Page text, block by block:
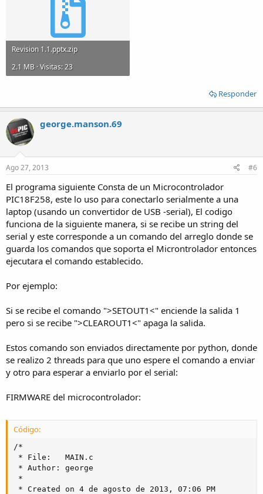
Revision 1.1.pptx.zip
2.1 MB · Visitas: 23
Responder
george.manson.69
Ago 27, 2013 #6
El programa siguiente Consta de un Microcontrolador
PIC18F258, este lo uso para conectarlo serialmente a una
laptop (usando un convertidor de USB -serial), El codigo
funciona de la siguiente manera, si se recibe un string del
serial y este corresponde a un comando del arreglo donde se
guarda los comandos que soporta el Microntrolador entonces
ejecutara el comando establecido.
Por ejemplo:
Si se recibe el comando ">SETOUT1<" enciende la salida 1
pero si se recibe ">CLEAROUT1<" apaga la salida.
Estos comando son enviados directamente por python, donde
se realizo 2 threads para que uno espere el comando a enviar
y otro para esperar a enviarlo por el serial:
FIRMWARE del microcontrolador:
Código:
/*
* File:   MAIN.c
* Author: george
*
* Created on 4 de agosto de 2013, 07:06 PM